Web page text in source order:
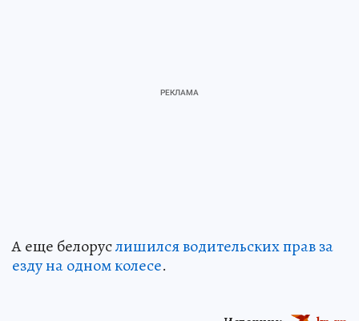
А еще белоруслишился водительских прав за
езду на одном колесе.